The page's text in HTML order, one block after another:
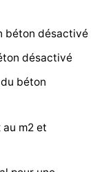
béton désactivé
désactivé
béton
m2 et